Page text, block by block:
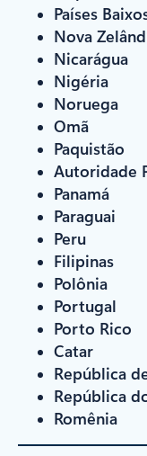
Países
Nova
Nicarágua
Nigéria
Noruega
Omã
Paquistão
Autoridade
Panamá
Paraguai
Peru
Filipinas
Polônia
Portugal
Porto Rico
Catar
República
República
Romênia